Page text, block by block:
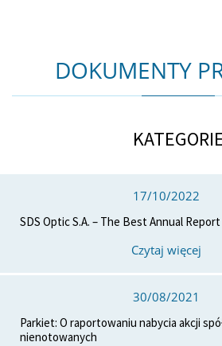
DOKUMENTY
17/10/2022
SDS Optic S.A. – The Best Annual Report
Czytaj więcej
30/08/2021
Parkiet: O raportowaniu nabycia akcji
nienotowanych